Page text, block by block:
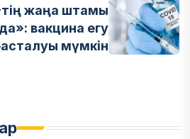
тің жаңа штамы
вакцина егу
мүмкін